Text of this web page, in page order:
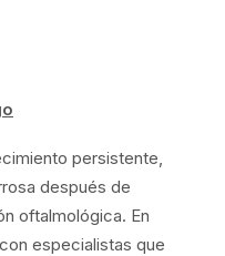
persistente,
después de
oftalmológica. En
especialistas que